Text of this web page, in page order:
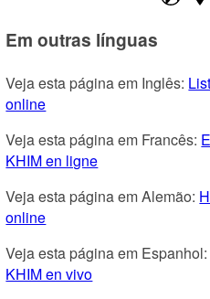
Em outras línguas
Veja esta página em Inglês:
online
Veja esta página em Francês:
KHIM en ligne
Veja esta página em Alemão:
online
Veja esta página em Espanhol:
KHIM en vivo